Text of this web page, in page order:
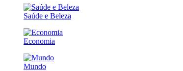
Saúde e Beleza
Economia
Mundo